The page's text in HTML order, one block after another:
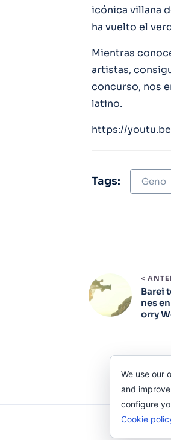
icónica villana
ha vuelto el
Mientras
artistas,
concurso, nos
latino.
https://
Tags: Geno
<
Barei
nes
orry
We use our
and
configure
Cookie